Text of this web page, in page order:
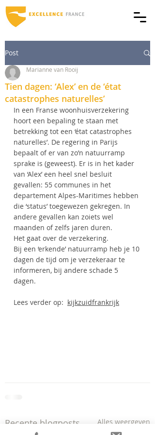
Post
Tien dagen: ‘Alex’ en de ‘état
catastrophes naturelles’
Marianne van Rooij
In een Franse woonhuisverzekering
hoort een bepaling te staan met
betrekking tot een ‘état catastrophes
naturelles’. De regering in Parijs
bepaalt of er van zo’n natuurramp
sprake is (geweest). Er is in het kader
van ‘Alex’ een heel snel besluit
gevallen: 55 communes in het
departement Alpes-Maritimes hebben
die ‘status’ toegewezen gekregen. In
andere gevallen kan zoiets wel
maanden of zelfs jaren duren.
Het gaat over de verzekering.
Bij een ‘erkende’ natuurramp heb je 10
dagen de tijd om je verzekeraar te
informeren, bij andere schade 5
dagen.
Lees verder op: kijkzuidfrankrijk
Recente blogposts Alles weergeven